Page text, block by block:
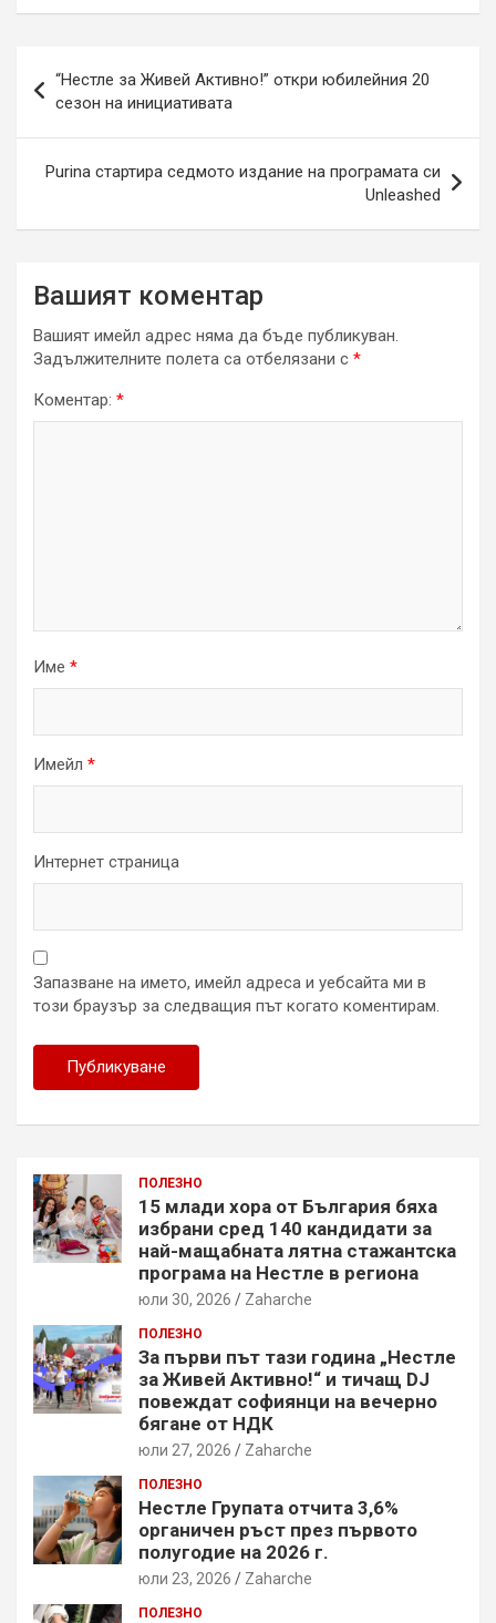
“Нестле за Живей Aктивно!” откри юбилейния 20
сезон на инициативата
Purina стартира седмото издание на програмата си
Unleashed
Вашият коментар
Вашият имейл адрес няма да бъде публикуван.
Задължителните полета са отбелязани с *
Коментар: *
Име *
Имейл *
Интернет страница
Запазване на името, имейл адреса и уебсайта ми в
този браузър за следващия път когато коментирам.
ПОЛЕЗНО
15 млади хора от България бяха
избрани сред 140 кандидати за
най-мащабната лятна стажантска
програма на Нестле в региона
юли 30, 2026 Zaharche
ПОЛЕЗНО
За първи път тази година „Нестле
за Живей Активно!“ и тичащ DJ
повеждат софиянци на вечерно
бягане от НДК
юли 27, 2026 Zaharche
ПОЛЕЗНО
Нестле Групата отчита 3,6%
органичен ръст през първото
полугодие на 2026 г.
юли 23, 2026 Zaharche
ПОЛЕЗНО